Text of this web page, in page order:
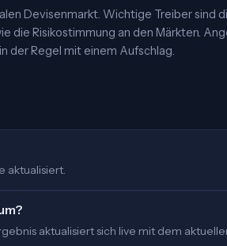
Devisenmarkt. Wichtige Treiber sind
die Risikostimmung an den Märkten.
der Regel mit einem Aufschlag.
aktualisiert.
aktualisiert sich live mit dem